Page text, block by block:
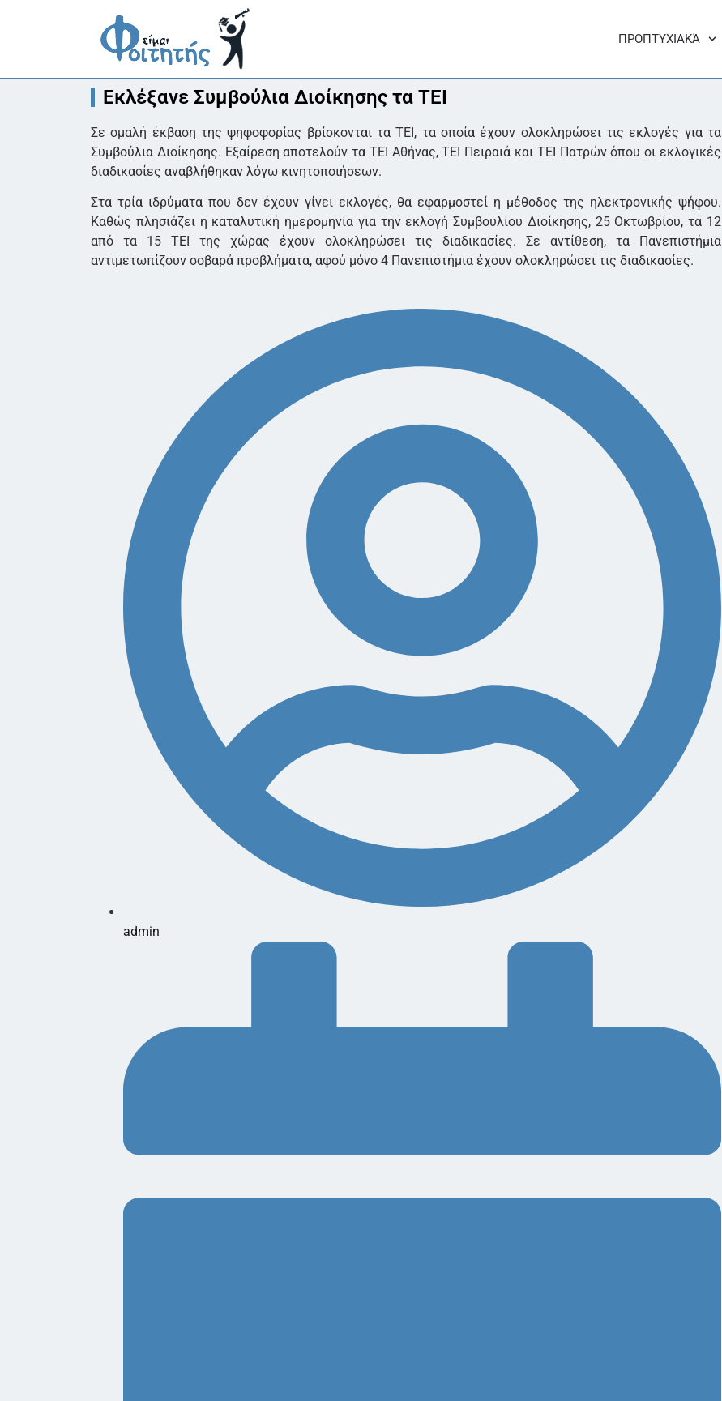
ΠΡΟΠΤΥΧΙΑΚΆ
Εκλέξανε Συμβούλια Διοίκησης τα ΤΕΙ
Σε ομαλή έκβαση της ψηφοφορίας βρίσκονται τα ΤΕΙ, τα οποία έχουν ολοκληρώσει τις εκλογές για τα
Συμβούλια Διοίκησης. Εξαίρεση αποτελούν τα ΤΕΙ Αθήνας, ΤΕΙ Πειραιά και ΤΕΙ Πατρών όπου οι εκλογικές
διαδικασίες αναβλήθηκαν λόγω κινητοποιήσεων.
Στα τρία ιδρύματα που δεν έχουν γίνει εκλογές, θα εφαρμοστεί η μέθοδος της ηλεκτρονικής ψήφου.
Καθώς πλησιάζει η καταλυτική ημερομηνία για την εκλογή Συμβουλίου Διοίκησης, 25 Οκτωβρίου, τα 12
από τα 15 ΤΕΙ της χώρας έχουν ολοκληρώσει τις διαδικασίες. Σε αντίθεση, τα Πανεπιστήμια
αντιμετωπίζουν σοβαρά προβλήματα, αφού μόνο 4 Πανεπιστήμια έχουν ολοκληρώσει τις διαδικασίες.
admin